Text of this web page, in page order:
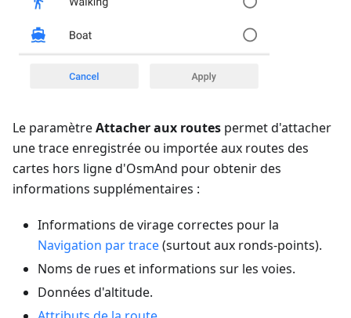
Le paramètreAttacher aux routes permet d'attacher
une trace enregistrée ou importée aux routes des
cartes hors ligne d'OsmAnd pour obtenir des
informations supplémentaires :
Informations de virage correctes pour la
Navigation par trace(surtout aux ronds-points).
Noms de rues et informations sur les voies.
Données d'altitude.